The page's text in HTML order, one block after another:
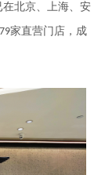
北京、上海、安
家直营门店，成